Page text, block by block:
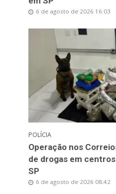
6 de agosto de 2026 16:03
POLÍCIA
Operação nos
de drogas em
SP
6 de agosto de 2026 08:42